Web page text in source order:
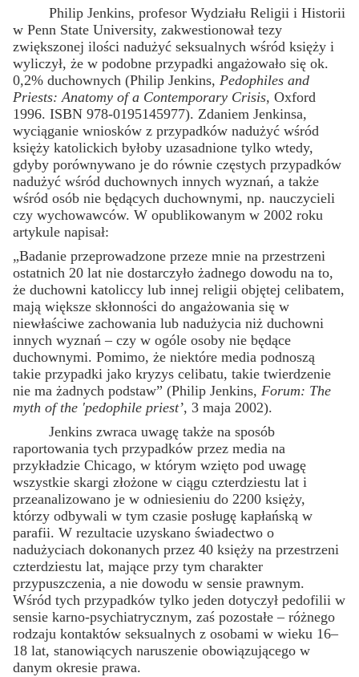
Philip Jenkins, profesor Wydziału Religii i Historii
w Penn State University, zakwestionował tezy
zwiększonej ilości nadużyć seksualnych wśród księży i
wyliczył, że w podobne przypadki angażowało się ok.
0,2% duchownych (Philip Jenkins, Pedophiles and
Priests: Anatomy of a Contemporary Crisis, Oxford
1996. ISBN 978-0195145977). Zdaniem Jenkinsa,
wyciąganie wniosków z przypadków nadużyć wśród
księży katolickich byłoby uzasadnione tylko wtedy,
gdyby porównywano je do równie częstych przypadków
nadużyć wśród duchownych innych wyznań, a także
wśród osób nie będących duchownymi, np. nauczycieli
czy wychowawców. W opublikowanym w 2002 roku
artykule napisał:
„Badanie przeprowadzone przeze mnie na przestrzeni
ostatnich 20 lat nie dostarczyło żadnego dowodu na to,
że duchowni katoliccy lub innej religii objętej celibatem,
mają większe skłonności do angażowania się w
niewłaściwe zachowania lub nadużycia niż duchowni
innych wyznań – czy w ogóle osoby nie będące
duchownymi. Pomimo, że niektóre media podnoszą
takie przypadki jako kryzys celibatu, takie twierdzenie
nie ma żadnych podstaw” (Philip Jenkins, Forum: The
myth of the 'pedophile priest’, 3 maja 2002).
Jenkins zwraca uwagę także na sposób
raportowania tych przypadków przez media na
przykładzie Chicago, w którym wzięto pod uwagę
wszystkie skargi złożone w ciągu czterdziestu lat i
przeanalizowano je w odniesieniu do 2200 księży,
którzy odbywali w tym czasie posługę kapłańską w
parafii. W rezultacie uzyskano świadectwo o
nadużyciach dokonanych przez 40 księży na przestrzeni
czterdziestu lat, mające przy tym charakter
przypuszczenia, a nie dowodu w sensie prawnym.
Wśród tych przypadków tylko jeden dotyczył pedofilii w
sensie karno-psychiatrycznym, zaś pozostałe – różnego
rodzaju kontaktów seksualnych z osobami w wieku 16–
18 lat, stanowiących naruszenie obowiązującego w
danym okresie prawa.